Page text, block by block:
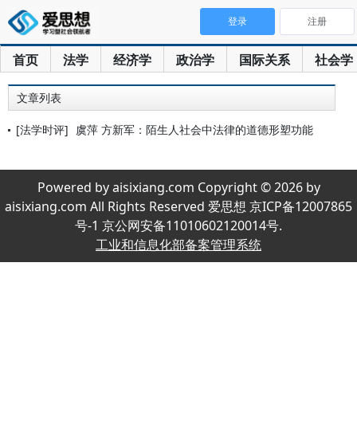
首页 法学 经济学 政治学 国际关系 社会学
登录 注册
文章列表
[法学时评] 虞萍 方新军：陌生人社会中法律的道德形塑功能
Powered by aisixiang.com Copyright © 2026 by
aisixiang.com All Rights Reserved 爱思想 京ICP备12007865
号-1 京公网安备11010602120014号.
工业和信息化部备案管理系统